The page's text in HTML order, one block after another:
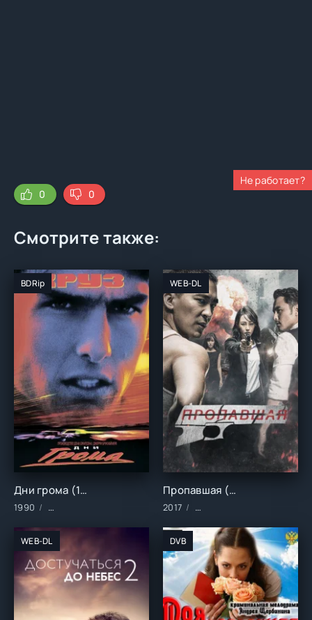
Не работает?
0
0
Смотрите также:
BDRip
Дни грома (1990)
1990 Фильмы/Зарубежные/Драма/Мелодрамы/Cпорт
WEB-DL
Пропавшая (2017)
2017 Фильмы/Зарубежные/
WEB-DL DVB